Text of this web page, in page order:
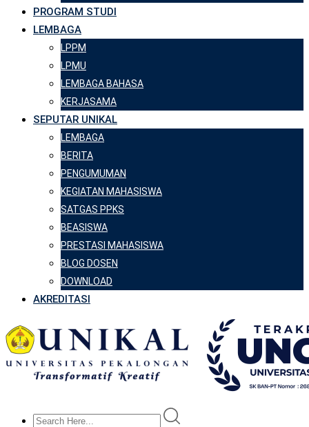
PROGRAM STUDI
LEMBAGA
LPPM
LPMU
LEMBAGA BAHASA
KERJASAMA
SEPUTAR UNIKAL
LEMBAGA
BERITA
PENGUMUMAN
KEGIATAN MAHASISWA
SATGAS PPKS
BEASISWA
PRESTASI MAHASISWA
BLOG DOSEN
DOWNLOAD
AKREDITASI